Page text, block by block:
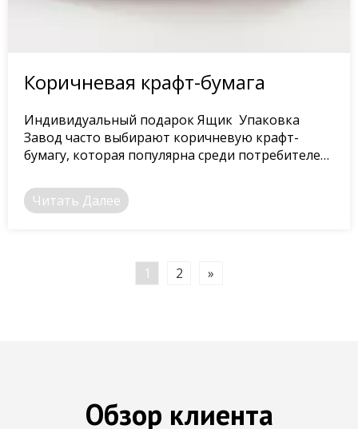
Коричневая крафт-бумага
Индивидуальный подарок Ящик Упаковка
Завод часто выбирают коричневую крафт-
бумагу, которая популярна среди потребителей
Читать Далее
1 2 »
Обзор клиента